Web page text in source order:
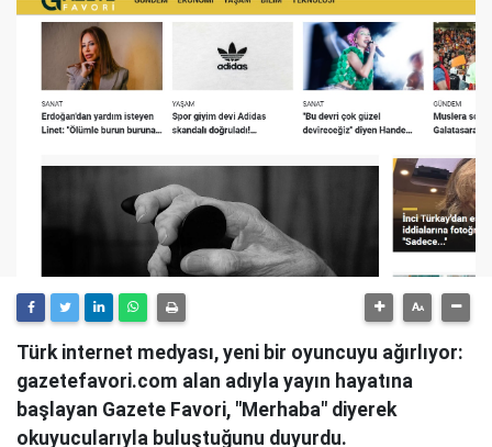
Türk internet medyası, yeni bir oyuncuyu ağırlıyor:
gazetefavori.com alan adıyla yayın hayatına
başlayan Gazete Favori, "Merhaba" diyerek
okuyucularıyla buluştuğunu duyurdu.